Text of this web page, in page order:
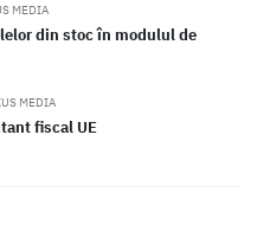
MEDIA
din stoc în modulul de
MEDIA
fiscal UE